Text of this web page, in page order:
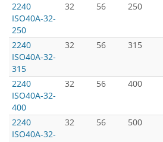
2240
ISO40A-32-
250
32 56 250
2240
ISO40A-32-
315
32 56 315
2240
ISO40A-32-
400
32 56 400
2240
ISO40A-32-
32 56 500